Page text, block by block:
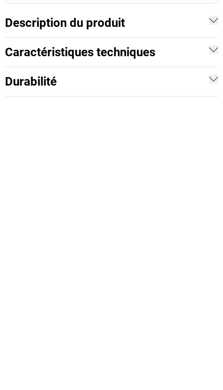
Description du produit
Caractéristiques techniques
Durabilité